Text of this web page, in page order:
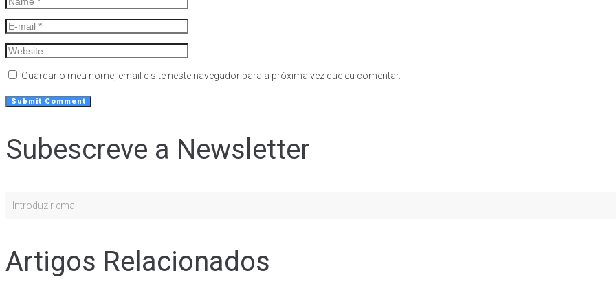
Guardar o meu nome, email e site neste navegador para a próxima vez que eu comentar.
Subescreve a Newsletter
Artigos Relacionados